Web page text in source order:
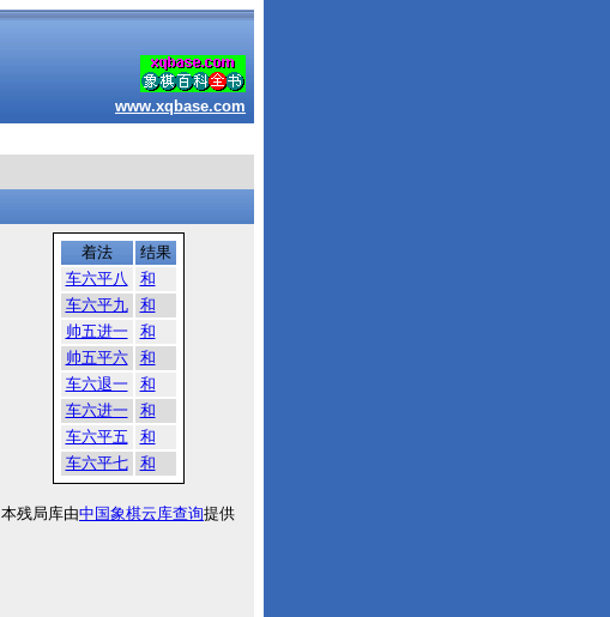
www.xqbase.com
着法
结果
车六平八
和
车六平九
和
帅五进一
和
帅五平六
和
车六退一
和
车六进一
和
车六平五
和
车六平七
和
本残局库由中国象棋云库查询提供